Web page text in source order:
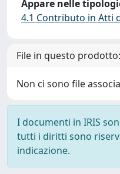
Appare nelle
4.1 Contributo in Atti
File in questo prodotto:
Non ci sono file
I documenti in IRIS
tutti i diritti sono
indicazione.